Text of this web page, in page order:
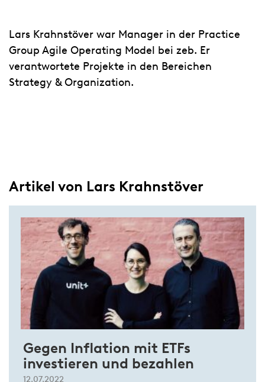
Lars Krahnstöver war Manager in der Practice
Group Agile Operating Model bei zeb. Er
verantwortete Projekte in den Bereichen
Strategy & Organization.
Artikel von Lars Krahnstöver
Gegen Inflation mit ETFs
investieren und bezahlen
12.07.2022